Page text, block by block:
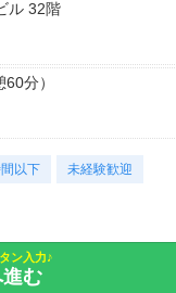
上限2.5万円）
間程度）
間程度）
ル 32階
分）
以下 未経験歓迎
ン入力♪
む